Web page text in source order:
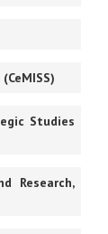
Studies
Research,